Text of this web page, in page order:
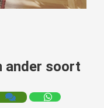
ander soort